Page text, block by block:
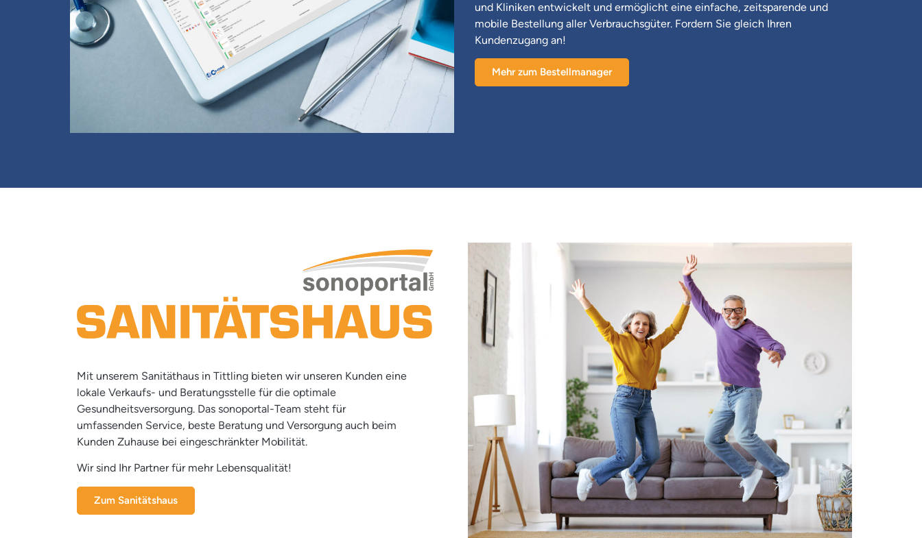
und Kliniken entwickelt und ermöglicht eine einfache, zeitsparende und
mobile Bestellung aller Verbrauchsgüter. Fordern Sie gleich Ihren
Kundenzugang an!
Mehr zum Bestellmanager
Mit unserem Sanitäthaus in Tittling bieten wir unseren Kunden eine
lokale Verkaufs- und Beratungsstelle für die optimale
Gesundheitsversorgung. Das sonoportal-Team steht für
umfassenden Service, beste Beratung und Versorgung auch beim
Kunden Zuhause bei eingeschränkter Mobilität.
Wir sind Ihr Partner für mehr Lebensqualität!
Zum Sanitätshaus